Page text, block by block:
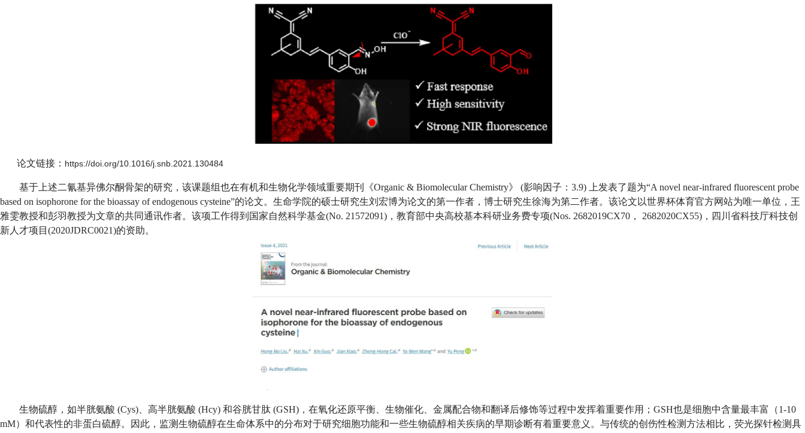
论文链接： https://doi.org/10.1016/j.snb.2021.130484
基于上述二氰基异佛尔酮骨架的研究 ，该课题组也在有机和生物化学领域重要期刊《Organic & Biomolecular Chemistry》 (影响因子： 3.9) 上发表了题为“A novel near-infrared fluorescent probe
based on isophorone for the bioassay of endogenous cysteine”的论文。生命学院的硕士研究生刘宏博为论文的第一作者，博士研究生徐海为第二作者。该论文以世界杯体育官方网站为唯一单位，王
雅雯教授和彭羽教授为文章的共同通讯作者。该项工作得到国家自然科学基金(No. 21572091) ，教育部中央高校基本科研业务费专项(Nos. 2682019CX70 ， 2682020CX55) ，四川省科技厅科技创
新人才项目 (2020JDRC0021)的资助。
生物硫醇，如半胱氨酸 (Cys) 、高半胱氨酸 (Hcy) 和谷胱甘肽 (GSH) ，在氧化还原平衡、生物催化、金属配合物和翻译后修饰等过程中发挥着重要作用； GSH也是细胞中含量最丰富（1-10
mM）和代表性的非蛋白硫醇。因此，监测生物硫醇在生命体系中的分布对于研究细胞功能和一些生物硫醇相关疾病的早期诊断有着重要意义。与传统的创伤性检测方法相比，荧光探针检测具